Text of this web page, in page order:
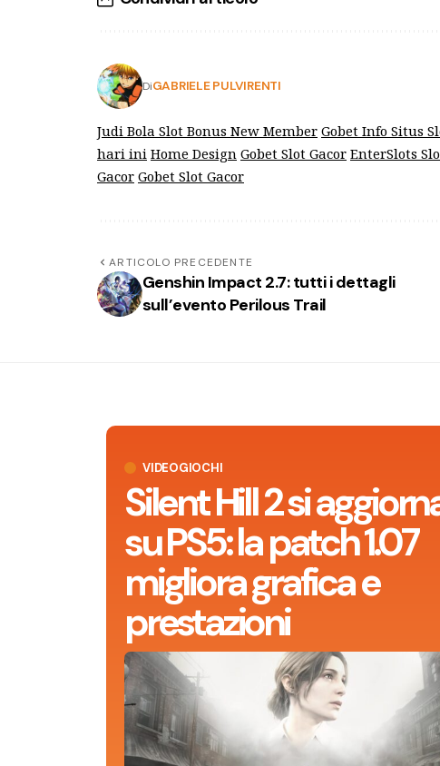
DiGABRIELE PULVIRENTI
Judi Bola Slot Bonus New Member Gobet Info Situs
hari ini Home Design Gobet Slot Gacor EnterSlots
Gacor Gobet Slot Gacor
ARTICOLO PRECEDENTE
Genshin Impact 2.7: tutti i dettagli
sull’evento Perilous Trail
VIDEOGIOCHI
Silent Hill 2 si
su PS5: la patch 1.07
migliora grafica e
prestazioni